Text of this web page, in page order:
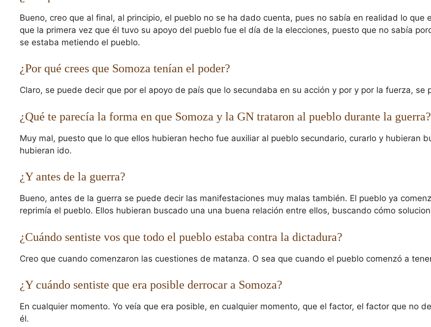
Bueno, creo que al final, al principio, el pueblo no se ha dado cuenta, pues no sabía en realidad lo que
que la primera vez que él tuvo su apoyo del pueblo fue el día de la elecciones, puesto que no sabía
se estaba metiendo el pueblo.
¿Por qué crees que Somoza tenían el poder?
Claro, se puede decir que por el apoyo de país que lo secundaba en su acción y por y por la fuerza,
¿Qué te parecía la forma en que Somoza y la GN trataron al pueblo durante la guerra?
Muy mal, puesto que lo que ellos hubieran hecho fue auxiliar al pueblo secundario, curarlo y hubieran
hubieran ido.
¿Y antes de la guerra?
Bueno, antes de la guerra se puede decir las manifestaciones muy malas también. El pueblo ya
reprimía el pueblo. Ellos hubieran buscado una una buena relación entre ellos, buscando cómo
¿Cuándo sentiste vos que todo el pueblo estaba contra la dictadura?
Creo que cuando comenzaron las cuestiones de matanza. O sea que cuando el pueblo comenzó a
¿Y cuándo sentiste que era posible derrocar a Somoza?
En cualquier momento. Yo veía que era posible, en cualquier momento, que el factor, el factor que no
él.